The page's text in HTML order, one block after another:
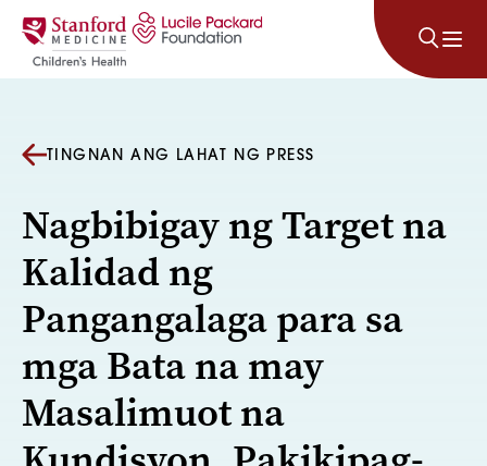
Lumaktaw sa nilalaman
TINGNAN ANG LAHAT NG PRESS
Nagbibigay ng Target na
Kalidad ng
Pangangalaga para sa
mga Bata na may
Masalimuot na